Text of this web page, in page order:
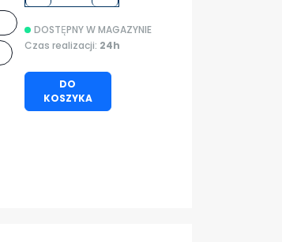
DOSTĘPNY W MAGAZYNIE
Czas realizacji: 24h
DO
KOSZYKA